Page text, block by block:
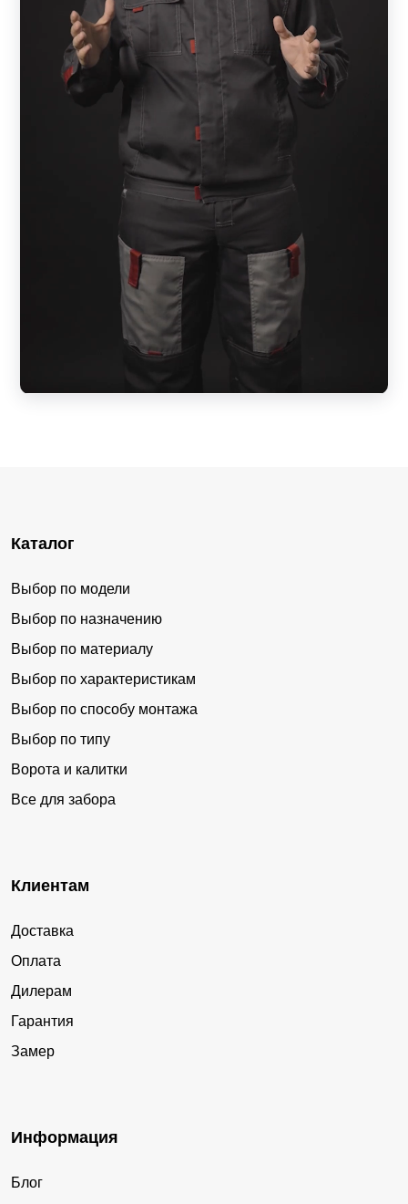
Каталог
Выбор по модели
Выбор по назначению
Выбор по материалу
Выбор по характеристикам
Выбор по способу монтажа
Выбор по типу
Ворота и калитки
Все для забора
Клиентам
Доставка
Оплата
Дилерам
Гарантия
Замер
Информация
Блог